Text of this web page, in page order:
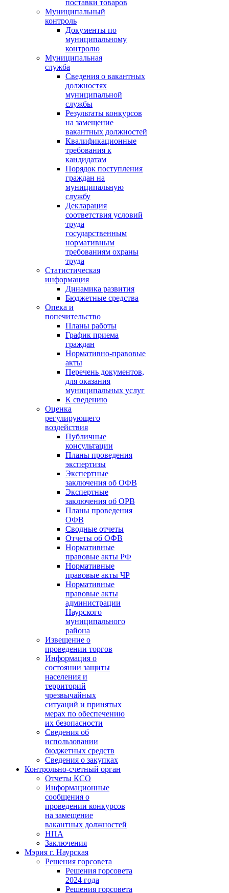
поставки товаров
Муниципальный
контроль
Документы по
муниципальному
контролю
Муниципальная
служба
Сведения о вакантных
должностях
муниципальной
службы
Результаты конкурсов
на замещение
вакантных должностей
Квалификационные
требования к
кандидатам
Порядок поступления
граждан на
муниципальную
службу
Декларация
соответствия условий
труда
государственным
нормативным
требованиям охраны
труда
Статистическая
информация
Динамика развития
Бюджетные средства
Опека и
попечительство
Планы работы
График приема
граждан
Нормативно-правовые
акты
Перечень документов,
для оказания
муниципальных услуг
К сведению
Оценка
регулирующего
воздействия
Публичные
консультации
Планы проведения
экспертизы
Экспертные
заключения об ОФВ
Экспертные
заключения об ОРВ
Планы проведения
ОФВ
Сводные отчеты
Отчеты об ОФВ
Нормативные
правовые акты РФ
Нормативные
правовые акты ЧР
Нормативные
правовые акты
администрации
Наурского
муниципального
района
Извещение о
проведении торгов
Информация о
состоянии защиты
населения и
территорий
чрезвычайных
ситуаций и принятых
мерах по обеспечению
их безопасности
Сведения об
использовании
бюджетных средств
Сведения о закупках
Контрольно-счетный орган
Отчеты КСО
Информационные
сообщения о
проведении конкурсов
на замещение
вакантных должностей
НПА
Заключения
Мэрия г. Наурская
Решения горсовета
Решения горсовета
2024 года
Решения горсовета